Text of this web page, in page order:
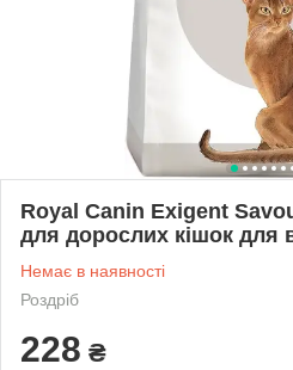
Royal Canin Exigent
для дорослих кішок для
Немає в наявності
Роздріб
228 ₴